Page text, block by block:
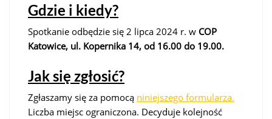
Gdzie i kiedy?
Spotkanie odbędzie się 2 lipca 2024 r. w COP
Katowice, ul. Kopernika 14, od 16.00 do 19.00.
Jak się zgłosić?
Zgłaszamy się za pomocą niniejszego formularza.
Liczba miejsc ograniczona. Decyduje kolejność